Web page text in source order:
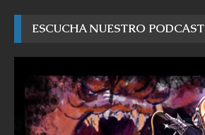
ESCUCHA NUESTRO PODCAST